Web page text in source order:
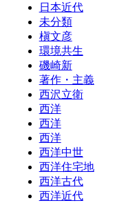
日本近代
未分類
槇文彦
環境共生
磯崎新
著作・主義
西沢立衛
西洋
西洋
西洋
西洋中世
西洋住宅地
西洋古代
西洋近代